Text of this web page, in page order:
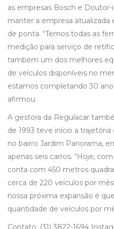
as empresas Bosch e
manter a empresa
de ponta. “Temos todas as
medição para serviço de
também um dos melhores
de veículos disponíveis no
estamos completando 30
afirmou.
A gestora da Regulacar
de 1993 teve início a
no bairro Jardim Panorama,
apenas seis carros. “Hoje,
conta com 450 metros
cerca de 220 veículos por
nossa próxima expansão é
quantidade de veículos por
Contato: (31) 3822-1694